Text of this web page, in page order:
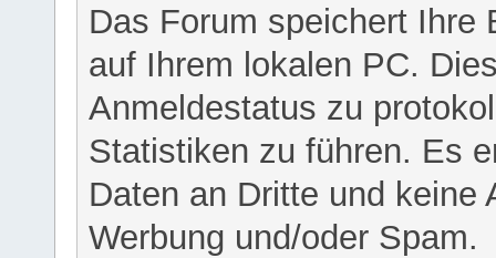
Das Forum speichert Ihre
auf Ihrem lokalen PC.
Anmeldestatus zu
Statistiken zu führen. Es
Daten an Dritte und keine
Werbung und/oder Spam.